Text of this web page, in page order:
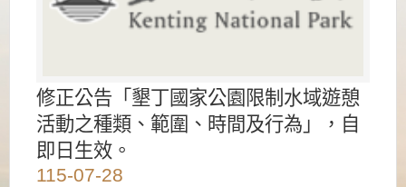
修正公告「墾丁國家公園限制水域遊憩
活動之種類、範圍、時間及行為」，自
即日生效。
115-07-28